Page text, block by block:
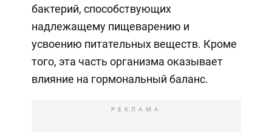
бактерий, способствующих
надлежащему пищеварению и
усвоению питательных веществ. Кроме
того, эта часть организма оказывает
влияние на гормональный баланс.
РЕКЛАМА